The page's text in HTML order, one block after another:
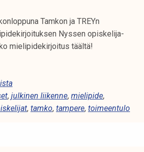
Tamkon ja TREYn
Nyssen opiskelija-
mielipidekirjoitus täältä!
, julkinen liikenne, mielipide,
, tamko, tampere, toimeentulo